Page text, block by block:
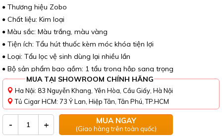
Thương hiệu Zobo
Chất liệu: Kim loại
Màu sắc: Màu trắng, màu vàng
Tiện ích: Tẩu hút thuốc kèm móc khóa tiện lợi
Loại: Tẩu lọc vệ sinh dùng lại nhiều lần
Bộ sản phẩm bao gồm: 1 tẩu trong hộp sang trọng
MUA TẠI SHOWROOM CHÍNH HÃNG
Ha Nội: 83 Nguyễn Khang, Yên Hòa, Cầu Giấy, Hà Nội
Tủ Cigar HCM: 73 Ỷ Lan, Hiệp Tân, Tân Phú, TP.HCM
- + MUA NGAY
(Giao hàng trên toàn quốc)